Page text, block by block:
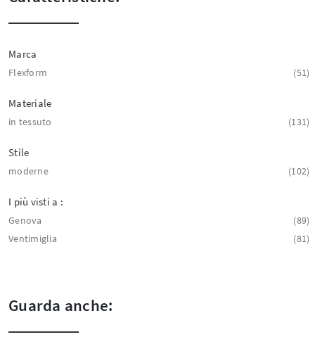
Marca
Flexform 51
Materiale
in tessuto 131
Stile
moderne 102
I più visti a :
Genova
89
Ventimiglia
81
Guarda anche: